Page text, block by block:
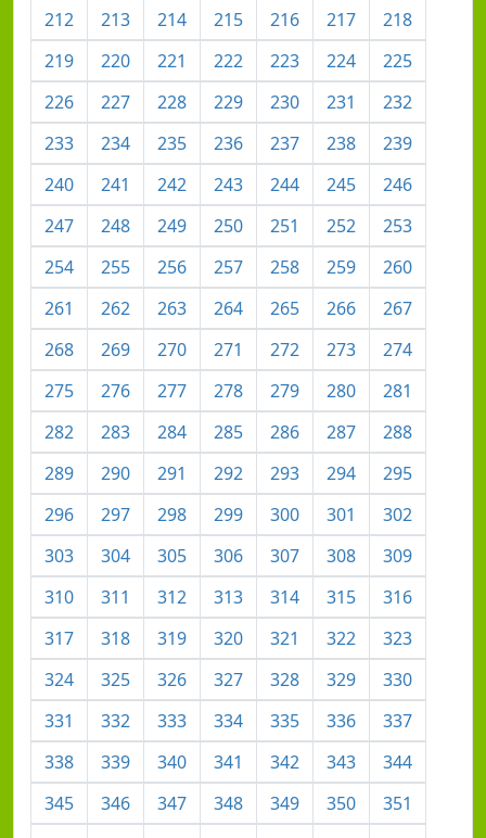
212
213 214 215 216 217
218
219
220 221 222 223 224
225
226
227 228 229 230 231
232
233
234 235 236 237 238
239
240
241 242 243 244 245
246
247
248 249 250 251 252
253
254
255 256 257 258 259
260
261
262 263 264 265 266
267
268
269 270 271 272 273
274
275
276 277 278 279 280
281
282
283 284 285 286 287
288
289
290 291 292 293 294
295
296
297 298 299 300 301
302
303
304 305 306 307 308
309
310
311 312 313 314 315
316
317
318 319 320 321 322
323
324
325 326 327 328 329
330
331
332 333 334 335 336
337
338
339 340 341 342 343
344
345
346 347 348 349 350
351